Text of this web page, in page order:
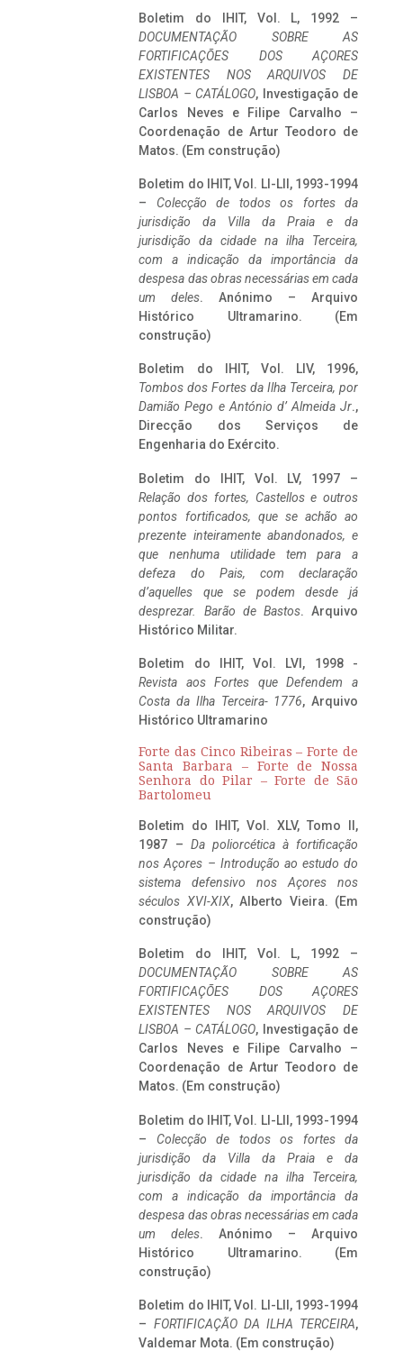
Boletim do IHIT, Vol. L, 1992 –
DOCUMENTAÇÃO SOBRE AS
FORTIFICAÇÕES DOS AÇORES
EXISTENTES NOS ARQUIVOS DE
LISBOA – CATÁLOGO, Investigação de
Carlos Neves e Filipe Carvalho –
Coordenação de Artur Teodoro de
Matos. (Em construção)
Boletim do IHIT, Vol. LI-LII, 1993-1994
– Colecção de todos os fortes da
jurisdição da Villa da Praia e da
jurisdição da cidade na ilha Terceira,
com a indicação da importância da
despesa das obras necessárias em cada
um deles. Anónimo – Arquivo
Histórico Ultramarino. (Em
construção)
Boletim do IHIT, Vol. LIV, 1996,
Tombos dos Fortes da Ilha Terceira, por
Damião Pego e António d’ Almeida Jr.,
Direcção dos Serviços de
Engenharia do Exército.
Boletim do IHIT, Vol. LV, 1997 –
Relação dos fortes, Castellos e outros
pontos fortificados, que se achão ao
prezente inteiramente abandonados, e
que nenhuma utilidade tem para a
defeza do Pais, com declaração
d’aquelles que se podem desde já
desprezar. Barão de Bastos. Arquivo
Histórico Militar.
Boletim do IHIT, Vol. LVI, 1998 -
Revista aos Fortes que Defendem a
Costa da Ilha Terceira- 1776, Arquivo
Histórico Ultramarino
Forte das Cinco Ribeiras – Forte de
Santa Barbara – Forte de Nossa
Senhora do Pilar – Forte de São
Bartolomeu
Boletim do IHIT, Vol. XLV, Tomo II,
1987 – Da poliorcética à fortificação
nos Açores – Introdução ao estudo do
sistema defensivo nos Açores nos
séculos XVI-XIX, Alberto Vieira. (Em
construção)
Boletim do IHIT, Vol. L, 1992 –
DOCUMENTAÇÃO SOBRE AS
FORTIFICAÇÕES DOS AÇORES
EXISTENTES NOS ARQUIVOS DE
LISBOA – CATÁLOGO, Investigação de
Carlos Neves e Filipe Carvalho –
Coordenação de Artur Teodoro de
Matos. (Em construção)
Boletim do IHIT, Vol. LI-LII, 1993-1994
– Colecção de todos os fortes da
jurisdição da Villa da Praia e da
jurisdição da cidade na ilha Terceira,
com a indicação da importância da
despesa das obras necessárias em cada
um deles. Anónimo – Arquivo
Histórico Ultramarino. (Em
construção)
Boletim do IHIT, Vol. LI-LII, 1993-1994
– FORTIFICAÇÃO DA ILHA TERCEIRA,
Valdemar Mota. (Em construção)